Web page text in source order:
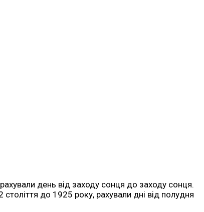
день від заходу сонця до заходу сонця.
до 1925 року, рахували дні від полудня